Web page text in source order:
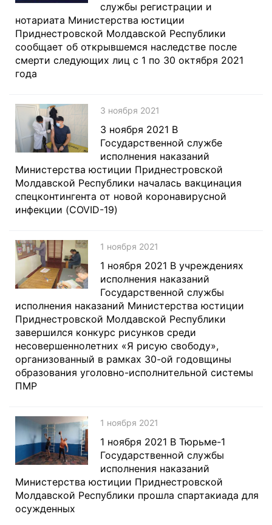
службы регистрации и
нотариата Министерства юстиции
Приднестровской Молдавской Республики
сообщает об открывшемся наследстве после
смерти следующих лиц с 1 по 30 октября 2021
года
3 ноября 2021
3 ноября 2021 В
Государственной службе
исполнения наказаний
Министерства юстиции Приднестровской
Молдавской Республики началась вакцинация
спецконтингента от новой коронавирусной
инфекции (COVID-19)
1 ноября 2021
1 ноября 2021 В учреждениях
исполнения наказаний
Государственной службы
исполнения наказаний Министерства юстиции
Приднестровской Молдавской Республики
завершился конкурс рисунков среди
несовершеннолетних «Я рисую свободу»,
организованный в рамках 30-ой годовщины
образования уголовно-исполнительной системы
ПМР
1 ноября 2021
1 ноября 2021 В Тюрьме-1
Государственной службы
исполнения наказаний
Министерства юстиции Приднестровской
Молдавской Республики прошла спартакиада для
осужденных